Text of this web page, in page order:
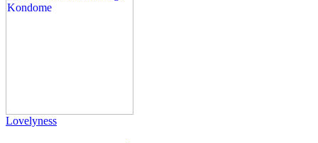
Lovelyness